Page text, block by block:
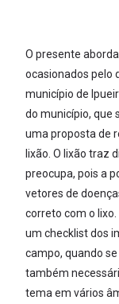
O presente
ocasionados pelo
município de
do município, que
uma proposta de
lixão. O lixão traz
preocupa, pois a
vetores de
correto com o
um checklist dos
campo, quando
também
tema em vários